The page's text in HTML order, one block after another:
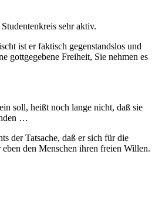
sehr aktiv.
ist er faktisch gegenstandslos und
gottgegebene Freiheit, Sie nehmen es
soll, heißt noch lange nicht, daß sie
…
der Tatsache, daß er sich für die
den Menschen ihren freien Willen.